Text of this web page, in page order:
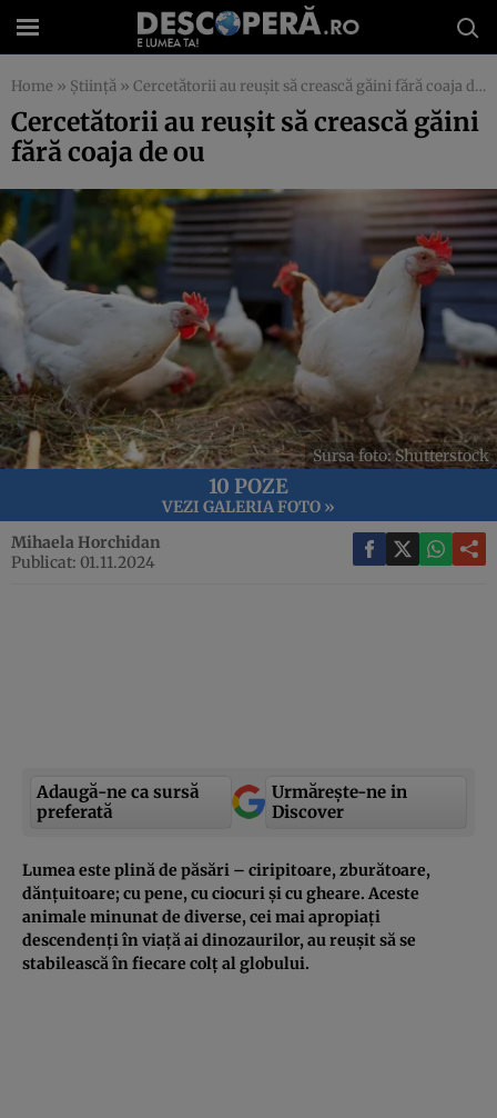
Home » Știință » Cercetătorii au reușit să crească găini fără coaja de ou
Cercetătorii au reușit să crească găini
fără coaja de ou
Sursa foto: Shutterstock
10 POZE
VEZI GALERIA FOTO »
Mihaela Horchidan
Publicat: 01.11.2024
Adaugă-ne ca sursă
preferată
Urmărește-ne in
Discover
Lumea este plină de păsări – ciripitoare, zburătoare,
dănțuitoare; cu pene, cu ciocuri și cu gheare. Aceste
animale minunat de diverse, cei mai apropiați
descendenți în viață ai dinozaurilor, au reușit să se
stabilească în fiecare colț al globului.